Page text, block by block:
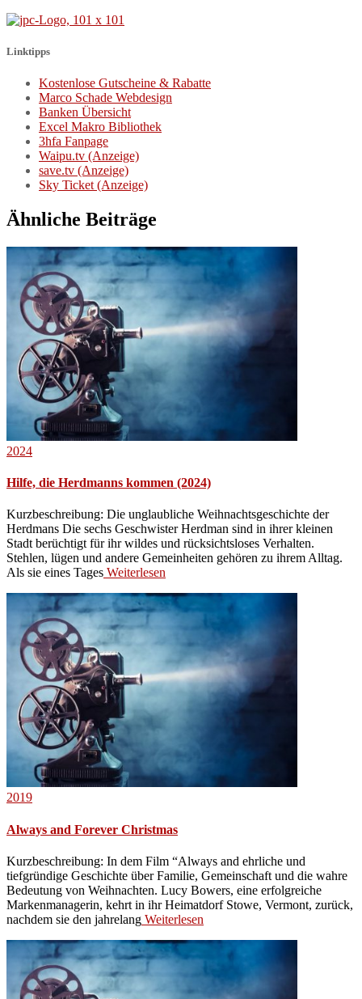
Linktipps
Kostenlose Gutscheine & Rabatte
Marco Schade Webdesign
Banken Übersicht
Excel Makro Bibliothek
3hfa Fanpage
Waipu.tv (Anzeige)
save.tv (Anzeige)
Sky Ticket (Anzeige)
Ähnliche Beiträge
2024
Hilfe, die Herdmanns kommen (2024)
Kurzbeschreibung: Die unglaubliche Weihnachtsgeschichte der
Herdmans Die sechs Geschwister Herdman sind in ihrer kleinen
Stadt berüchtigt für ihr wildes und rücksichtsloses Verhalten.
Stehlen, lügen und andere Gemeinheiten gehören zu ihrem Alltag.
Als sie eines Tages Weiterlesen
2019
Always and Forever Christmas
Kurzbeschreibung: In dem Film “Always and ehrliche und
tiefgründige Geschichte über Familie, Gemeinschaft und die wahre
Bedeutung von Weihnachten. Lucy Bowers, eine erfolgreiche
Markenmanagerin, kehrt in ihr Heimatdorf Stowe, Vermont, zurück,
nachdem sie den jahrelang Weiterlesen